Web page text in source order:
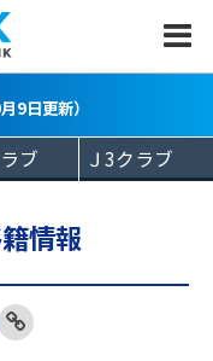
9日更新）
情報